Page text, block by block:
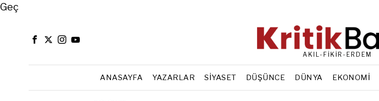
Close
Geç
AKIL-FİKİR-ERDEM
ANASAYFA YAZARLAR SIYASET DÜŞÜNCE DÜNYA EKONOMI